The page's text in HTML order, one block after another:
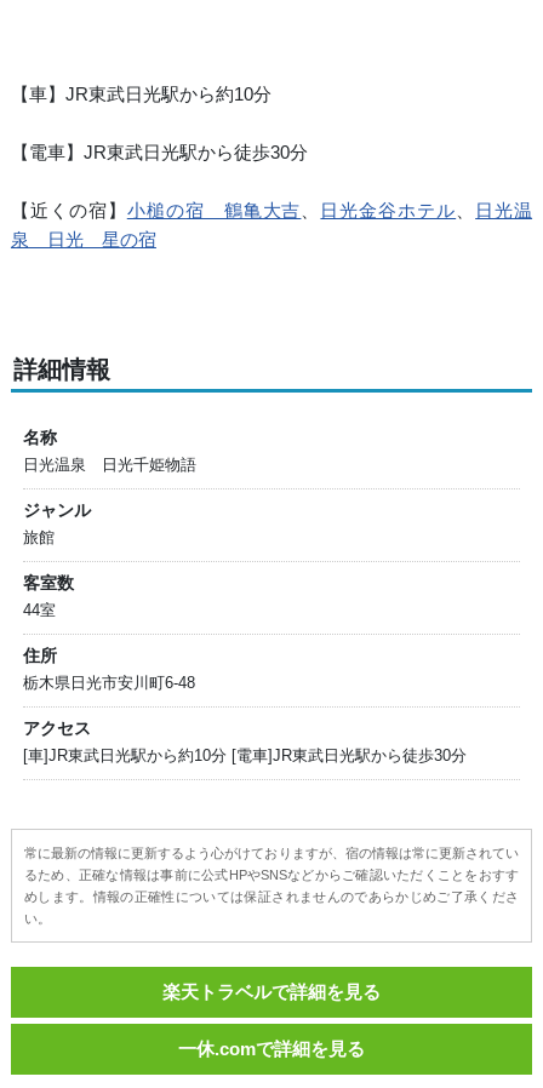
【車】JR東武日光駅から約10分
【電車】JR東武日光駅から徒歩30分
【近くの宿】 小槌の宿 鶴亀大吉 日光金谷ホテル
日光温
泉 日光 星の宿
詳細情報
名称
日光温泉 日光千姫物語
ジャンル
旅館
客室数
44室
住所
栃木県日光市安川町6-48
アクセス
[車]JR東武日光駅から約10分 [電車]JR東武日光駅から徒歩30分
常に最新の情報に更新するよう心がけておりますが、宿の情報は常に更新されてい
るため、正確な情報は事前に公式HPやSNSなどからご確認いただくことをおすす
めします。情報の正確性については保証されませんのであらかじめご了承くださ
い。
楽天トラベルで詳細を見る
一休.comで詳細を見る